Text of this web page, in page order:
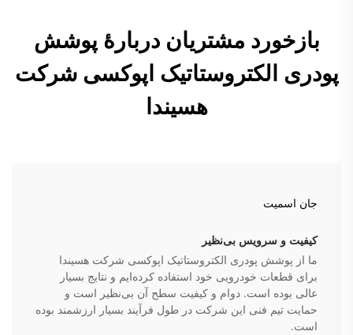
بازخورد مشتریان دربارهٔ پوشش
پودری الکتروستاتیک اپوکسی شرکت
هسیندا
جان اسمیت
کیفیت و سرویس بی‌نظیر
ما از پوشش پودری الکتروستاتیک اپوکسی شرکت هسیندا
برای قطعات خودرویی خود استفاده کرده‌ایم و نتایج بسیار
عالی بوده است. دوام و کیفیت سطح آن بی‌نظیر است و
حمایت تیم فنی این شرکت در طول فرآیند بسیار ارزشمند بوده
است.